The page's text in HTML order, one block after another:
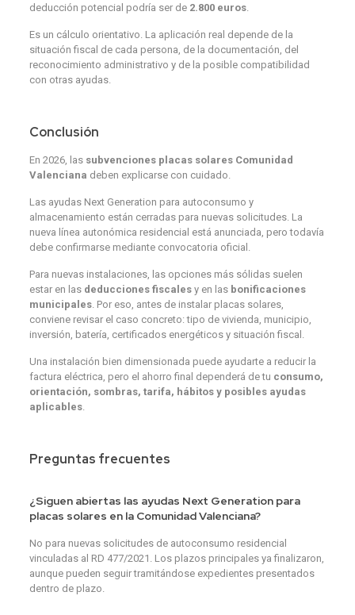
deducción potencial podría ser de 2.800 euros.
Es un cálculo orientativo. La aplicación real depende de la
situación fiscal de cada persona, de la documentación, del
reconocimiento administrativo y de la posible compatibilidad
con otras ayudas.
Conclusión
En 2026, las subvenciones placas solares Comunidad
Valenciana deben explicarse con cuidado.
Las ayudas Next Generation para autoconsumo y
almacenamiento están cerradas para nuevas solicitudes. La
nueva línea autonómica residencial está anunciada, pero todavía
debe confirmarse mediante convocatoria oficial.
Para nuevas instalaciones, las opciones más sólidas suelen
estar en las deducciones fiscalesy en las bonificaciones
municipales. Por eso, antes de instalar placas solares,
conviene revisar el caso concreto: tipo de vivienda, municipio,
inversión, batería, certificados energéticos y situación fiscal.
Una instalación bien dimensionada puede ayudarte a reducir la
factura eléctrica, pero el ahorro final dependerá de tu consumo,
orientación, sombras, tarifa, hábitos y posibles ayudas
aplicables.
Preguntas frecuentes
¿Siguen abiertas las ayudas Next Generation para
placas solares en la Comunidad Valenciana?
No para nuevas solicitudes de autoconsumo residencial
vinculadas al RD 477/2021. Los plazos principales ya finalizaron,
aunque pueden seguir tramitándose expedientes presentados
dentro de plazo.